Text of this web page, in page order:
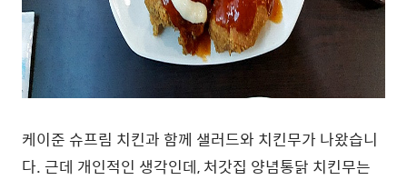
케이준 슈프림 치킨과 함께 샐러드와 치킨무가 나왔습니
다. 근데 개인적인 생각인데, 처갓집 양념통닭 치킨무는